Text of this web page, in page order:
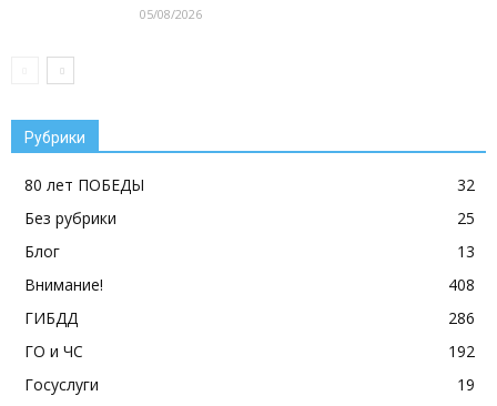
05/08/2026
Рубрики
80 лет ПОБЕДЫ
32
Без рубрики
25
Блог
13
Внимание!
408
ГИБДД
286
ГО и ЧС
192
Госуслуги
19